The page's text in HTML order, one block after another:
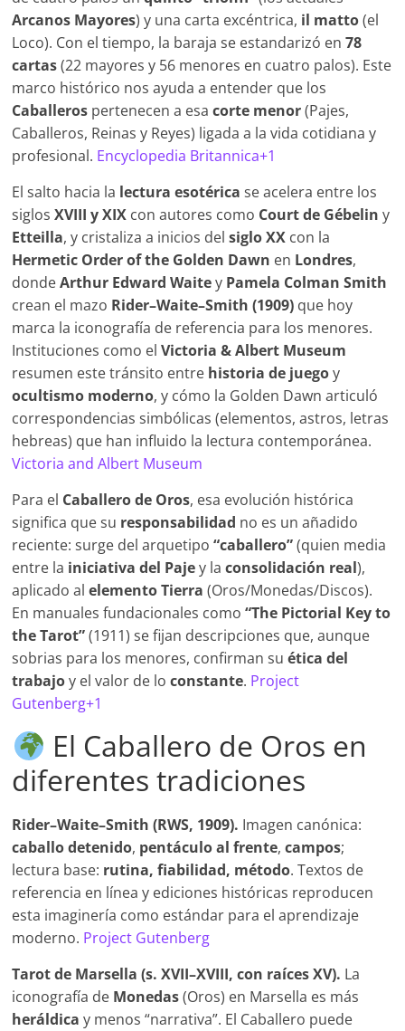
Arcanos Mayores) y una carta excéntrica, il matto(el
Loco). Con el tiempo, la baraja se estandarizó en78
cartas(22 mayores y 56 menores en cuatro palos). Este
marco histórico nos ayuda a entender que los
Caballeros pertenecen a esacorte menor(Pajes,
Caballeros, Reinas y Reyes) ligada a la vida cotidiana y
profesional. Encyclopedia Britannica+1
El salto hacia la lectura esotérica se acelera entre los
siglosXVIII y XIX con autores como Court de Gébelin y
Etteilla, y cristaliza a inicios delsiglo XX con la
Hermetic Order of the Golden Dawn en Londres,
dondeArthur Edward Waitey Pamela Colman Smith
crean el mazo Rider–Waite–Smith (1909) que hoy
marca la iconografía de referencia para los menores.
Instituciones como elVictoria & Albert Museum
resumen este tránsito entre historia de juegoy
ocultismo moderno, y cómo la Golden Dawn articuló
correspondencias simbólicas (elementos, astros, letras
hebreas) que han influido la lectura contemporánea.
Victoria and Albert Museum
Para el Caballero de Oros, esa evolución histórica
significa que su responsabilidad no es un añadido
reciente: surge del arquetipo“caballero”(quien media
entre la iniciativa del Pajey laconsolidación real),
aplicado alelemento Tierra (Oros/Monedas/Discos).
En manuales fundacionales como“The Pictorial Key to
the Tarot”(1911) se fijan descripciones que, aunque
sobrias para los menores, confirman suética del
trabajoy el valor de loconstante. Project
Gutenberg+1
El Caballero de Oros en
diferentes tradiciones
Rider–Waite–Smith (RWS, 1909). Imagen canónica:
caballo detenido, pentáculo al frente,campos;
lectura base: rutina, fiabilidad, método. Textos de
referencia en línea y ediciones históricas reproducen
esta imaginería como estándar para el aprendizaje
moderno. Project Gutenberg
Tarot de Marsella (s. XVII–XVIII, con raíces XV). La
iconografía de Monedas(Oros) en Marsella es más
heráldica y menos “narrativa”. El Caballero puede